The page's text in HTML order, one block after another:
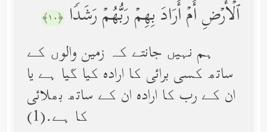
ٱلۡأَرۡضِ أَمۡ أَرَادَ بِهِمۡ رَبُّهُمۡ رَشَدࣰا ﴿١٠﴾
ہم نہیں جانتے کہ زمین والوں کے
ساتھ کسی برائی کا اراده کیا گیا ہے یا
ان کے رب کا اراده ان کے ساتھ بھلائی
کا ہے.(1)